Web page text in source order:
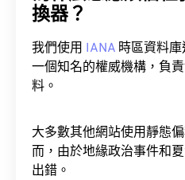
換器？
我們使用 IANA 時區資料
一個知名的權威機構，負
料。
大多數其他網站使用靜態
而，由於地緣政治事件和
出錯。